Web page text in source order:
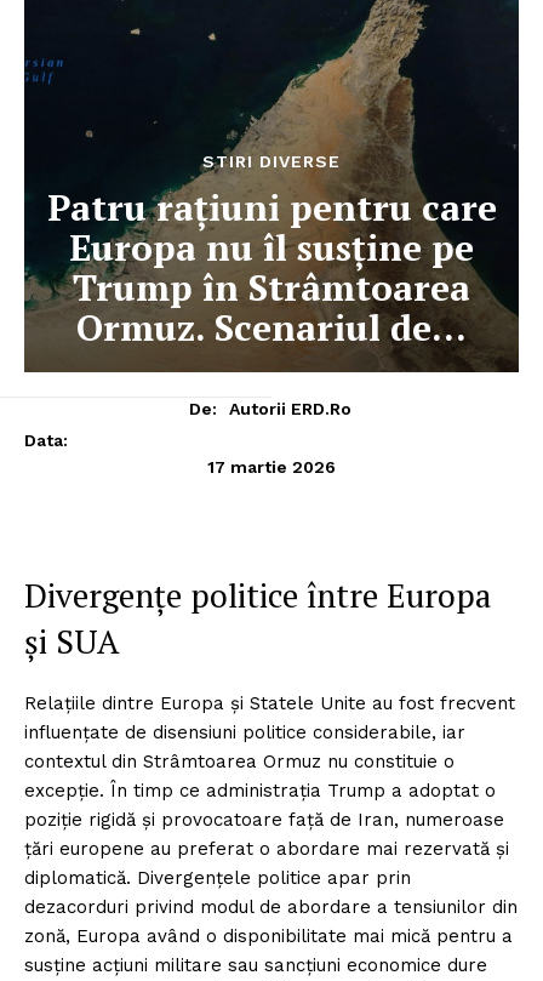
STIRI DIVERSE
Patru rațiuni pentru care
Europa nu îl susține pe
Trump în Strâmtoarea
Ormuz. Scenariul de…
De:
Autorii ERD.ro
Data:
17 martie 2026
Divergențe politice între Europa
și SUA
Relațiile dintre Europa și Statele Unite au fost frecvent
influențate de disensiuni politice considerabile, iar
contextul din Strâmtoarea Ormuz nu constituie o
excepție. În timp ce administrația Trump a adoptat o
poziție rigidă și provocatoare față de Iran, numeroase
țări europene au preferat o abordare mai rezervată și
diplomatică. Divergențele politice apar prin
dezacorduri privind modul de abordare a tensiunilor din
zonă, Europa având o disponibilitate mai mică pentru a
susține acțiuni militare sau sancțiuni economice dure